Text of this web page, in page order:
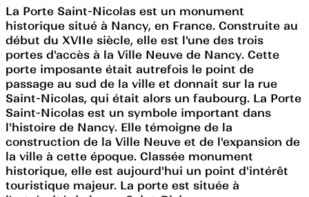
La Porte Saint-Nicolas est un monument
historique situé à Nancy, en France. Construite au
début du XVIIe siècle, elle est l'une des trois
portes d'accès à la Ville Neuve de Nancy. Cette
porte imposante était autrefois le point de
passage au sud de la ville et donnait sur la rue
Saint-Nicolas, qui était alors un faubourg. La Porte
Saint-Nicolas est un symbole important dans
l'histoire de Nancy. Elle témoigne de la
construction de la Ville Neuve et de l'expansion de
la ville à cette époque. Classée monument
historique, elle est aujourd'hui un point d'intérêt
touristique majeur. La porte est située à